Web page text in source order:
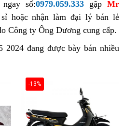
số:0979.059.333gặp Mr
hoặc nhận làm đại lý bán lẻ
Công ty Ông Dương cung cấp.
2024 đang được bày bán nhiều
-13%